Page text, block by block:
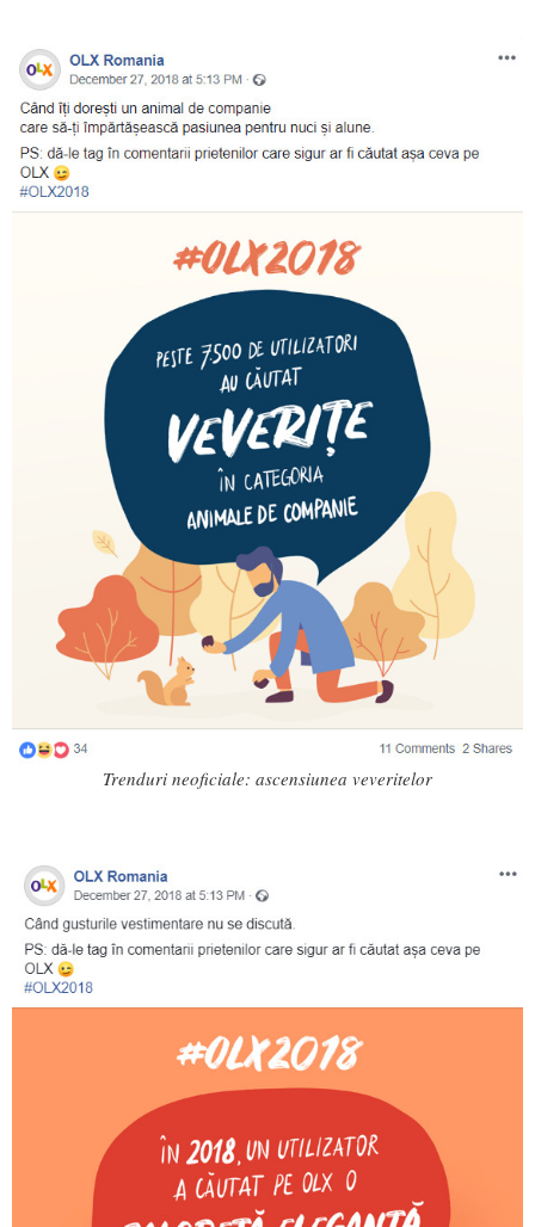
Trenduri neoficiale: ascensiunea veveritelor